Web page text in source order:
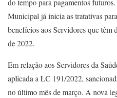
do tempo para pagamentos
Municipal já inicia as tratativas
benefícios aos Servidores que têm
de 2022.
Em relação aos Servidores da
aplicada a LC 191/2022,
no último mês de março. A nova